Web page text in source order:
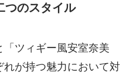
つのスタイル
「ツィギー風安室奈美
が持つ魅力において対